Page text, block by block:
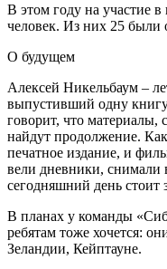
В этом году на участие
человек. Из них 25 были
О будущем
Алексей Никельбаум –
выпустивший одну
говорит, что материалы,
найдут продолжение.
печатное издание, и
вели дневники, снимали
сегодняшний день стоит
В планах у команды
ребятам тоже хочется:
Зеландии, Кейптауне.